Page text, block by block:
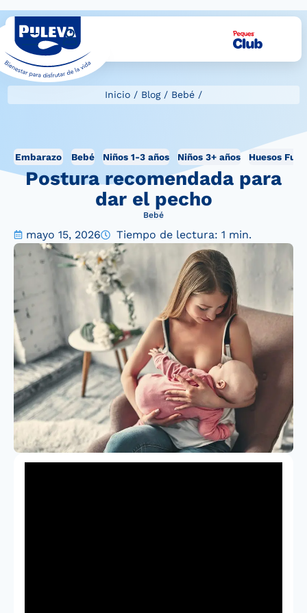
Inicio / Blog/ Bebé /
Embarazo Bebé Niños 1-3 años Niños 3+ años Huesos
Postura recomendada para
dar el pecho
Bebé
mayo 15, 2026 Tiempo de lectura: 1 min.